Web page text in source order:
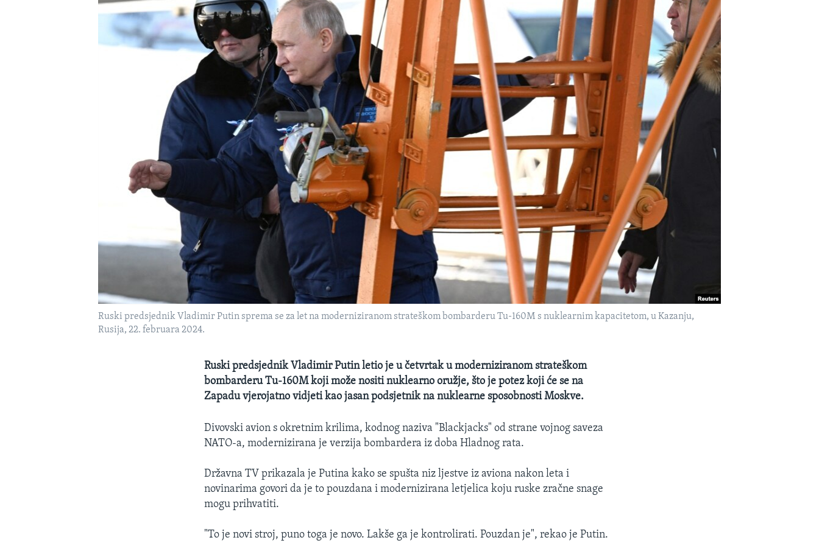
Ruski predsjednik Vladimir Putin sprema se za let na moderniziranom strateškom bombarderu Tu-160M s nuklearnim kapacitetom, u Kazanju,
Rusija, 22. februara 2024.
Ruski predsjednik Vladimir Putin letio je u četvrtak u moderniziranom strateškom
bombarderu Tu-160M koji može nositi nuklearno oružje, što je potez koji će se na
Zapadu vjerojatno vidjeti kao jasan podsjetnik na nuklearne sposobnosti Moskve.
Divovski avion s okretnim krilima, kodnog naziva "Blackjacks" od strane vojnog saveza
NATO-a, modernizirana je verzija bombardera iz doba Hladnog rata.
Državna TV prikazala je Putina kako se spušta niz ljestve iz aviona nakon leta i
novinarima govori da je to pouzdana i modernizirana letjelica koju ruske zračne snage
mogu prihvatiti.
"To je novi stroj, puno toga je novo. Lakše ga je kontrolirati. Pouzdan je", rekao je Putin.